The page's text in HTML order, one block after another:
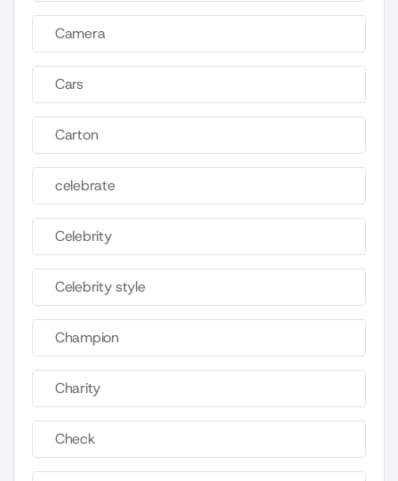
Camera
Cars
Carton
celebrate
Celebrity
Celebrity style
Champion
Charity
Check